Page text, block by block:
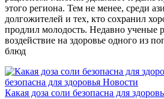
этого региона. Тем не менее, среди
долгожителей и тех, кто сохранил
продлил молодость. Недавно ученые
воздействие на здоровье одного из
блюд
безопасна для здоровья Новости
Какая доза соли безопасна для